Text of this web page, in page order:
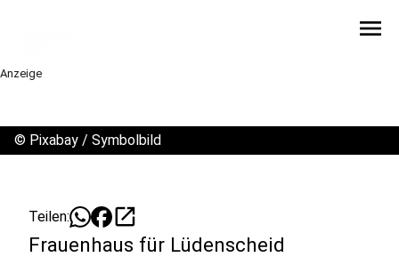
menu
Anzeige
© Pixabay / Symbolbild
Teilen: open_in_new
Frauenhaus für Lüdenscheid